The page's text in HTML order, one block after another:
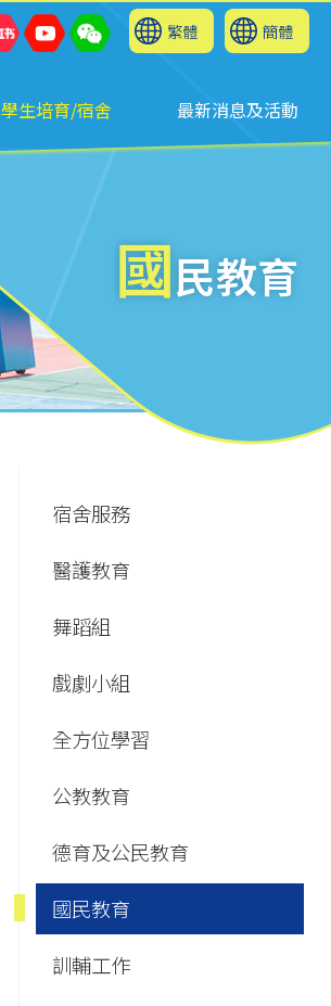
繁體 簡體
學生培育/宿舍 最新消息及活動
國民教育
navigation
宿舍服務
醫護教育
舞蹈組
戲劇小組
全方位學習
公教教育
德育及公民教育
國民教育
訓輔工作